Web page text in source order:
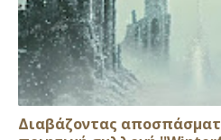
Διαβάζοντας